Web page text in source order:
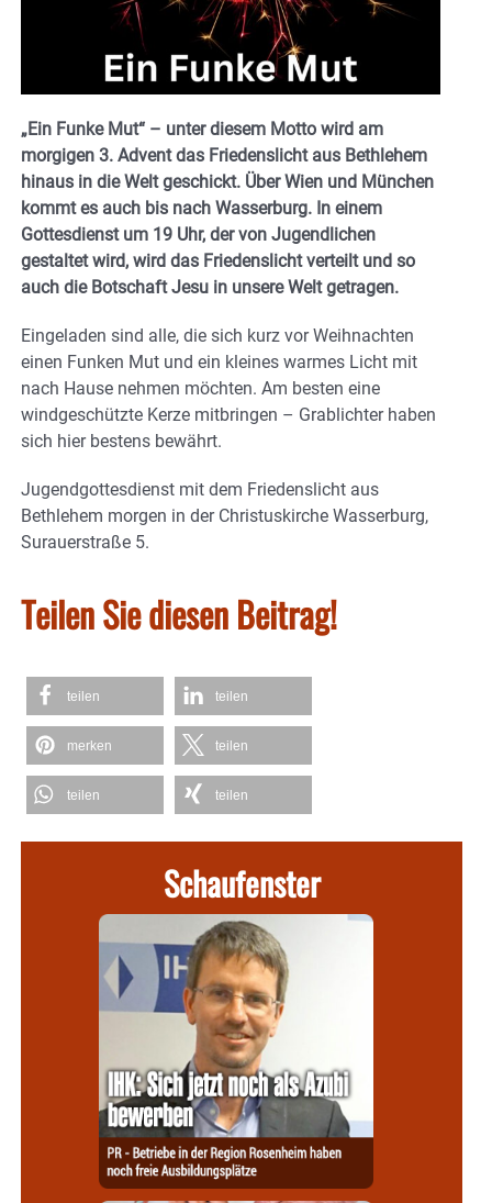
„Ein Funke Mut“ – unter diesem Motto wird am
morgigen 3. Advent das Friedenslicht aus Bethlehem
hinaus in die Welt geschickt. Über Wien und München
kommt es auch bis nach Wasserburg. In einem
Gottesdienst um 19 Uhr, der von Jugendlichen
gestaltet wird, wird das Friedenslicht verteilt und so
auch die Botschaft Jesu in unsere Welt getragen.
Eingeladen sind alle, die sich kurz vor Weihnachten
einen Funken Mut und ein kleines warmes Licht mit
nach Hause nehmen möchten. Am besten eine
windgeschützte Kerze mitbringen – Grablichter haben
sich hier bestens bewährt.
Jugendgottesdienst mit dem Friedenslicht aus
Bethlehem morgen in der Christuskirche Wasserburg,
Surauerstraße 5.
Teilen Sie diesen Beitrag!
teilen teilen
merken teilen
teilen teilen
Schaufenster